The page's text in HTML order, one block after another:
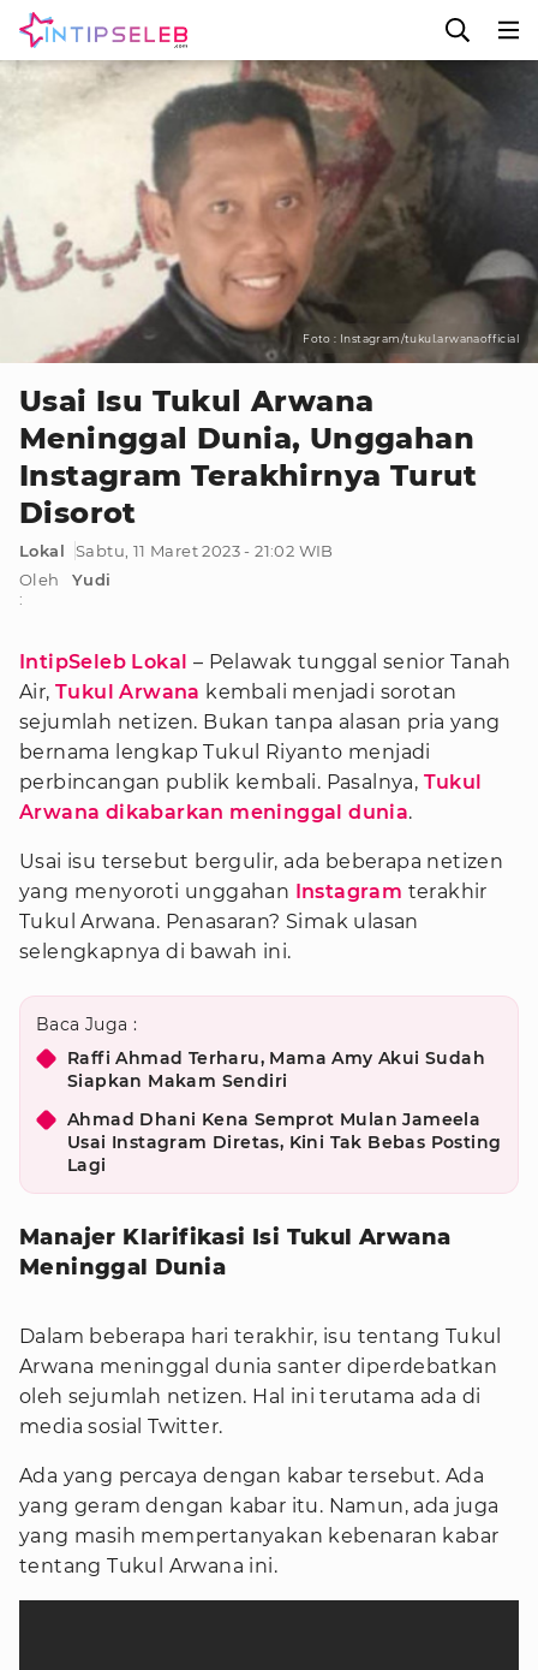
Foto : Instagram/tukul.arwanaofficial
Usai Isu Tukul Arwana
Meninggal Dunia, Unggahan
Instagram Terakhirnya Turut
Disorot
Lokal
Sabtu, 11 Maret 2023 - 21:02 WIB
Oleh
:
Yudi
IntipSeleb Lokal – Pelawak tunggal senior Tanah
Air, Tukul Arwana kembali menjadi sorotan
sejumlah netizen. Bukan tanpa alasan pria yang
bernama lengkap Tukul Riyanto menjadi
perbincangan publik kembali. Pasalnya, Tukul
Arwana dikabarkan meninggal dunia.
Usai isu tersebut bergulir, ada beberapa netizen
yang menyoroti unggahan Instagram terakhir
Tukul Arwana. Penasaran? Simak ulasan
selengkapnya di bawah ini.
Baca Juga :
Raffi Ahmad Terharu, Mama Amy Akui Sudah
Siapkan Makam Sendiri
Ahmad Dhani Kena Semprot Mulan Jameela
Usai Instagram Diretas, Kini Tak Bebas Posting
Lagi
Manajer Klarifikasi Isi Tukul Arwana
Meninggal Dunia
Dalam beberapa hari terakhir, isu tentang Tukul
Arwana meninggal dunia santer diperdebatkan
oleh sejumlah netizen. Hal ini terutama ada di
media sosial Twitter.
Ada yang percaya dengan kabar tersebut. Ada
yang geram dengan kabar itu. Namun, ada juga
yang masih mempertanyakan kebenaran kabar
tentang Tukul Arwana ini.